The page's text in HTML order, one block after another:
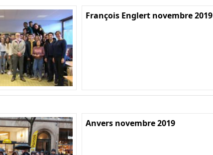
François Englert novembre 2019
Anvers novembre 2019